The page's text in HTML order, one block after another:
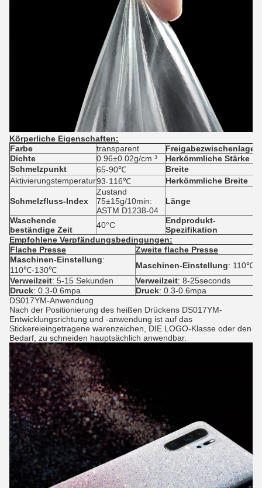
Körperliche Eigenschaften:
Farbe
transparent Freigabezwischenlage
Dichte
0.96±0.02g/cm ³ Herkömmliche Stärke
Schmelzpunkt
65-90℃ Breite
Aktivierungstemperatur93-116℃ Herkömmliche Breite
Schmelzfluss-Index
Zustand
75±15g/10min:
ASTM D1238-04
Länge
Waschende
beständige Zeit
40°C
Endprodukt-
Spezifikation
Empfohlene Verpfändungsbedingungen:
Flache Presse
Zweite flache Presse
Maschinen-Einstellung:
110℃-130℃
Maschinen-Einstellung: 110℃-
Verweilzeit: 5-15 Sekunden Verweilzeit: 8-25seconds
Druck: 0.3-0.6mpa Druck: 0.3-0.6mpa
DS017YM-Anwendung
Nach der Positionierung des heißen Drückens DS017YM-
Entwicklungsrichtung und -anwendung ist auf das
Stickereieingetragene warenzeichen, DIE LOGO-Klasse oder den
Bedarf, zu schneiden hauptsächlich anwendbar.